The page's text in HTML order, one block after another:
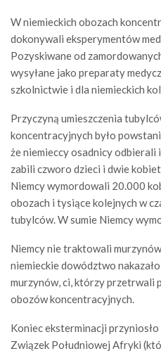
W niemieckich obozach
dokonywali eksperymentów
Pozyskiwane od
wysyłane jako preparaty
szkolnictwie i dla niemieckich
Przyczyną umieszczenia
koncentracyjnych było
że niemieccy osadnicy odbierali
zabili czworo dzieci i dwie
Niemcy wymordowali 20.000
obozach i tysiące kolejnych w
tubylców. W sumie Niemcy
Niemcy nie traktowali
niemieckie dowództwo
murzynów, ci, którzy przetrwali
obozów koncentracyjnych.
Koniec eksterminacji
Związek Południowej Afryki